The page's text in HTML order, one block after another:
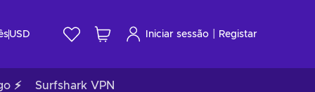
USD Iniciar sessão Registar
⚡ Surfshark VPN